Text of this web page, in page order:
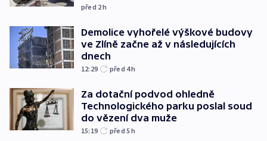
před 2h
Demolice vyhořelé výškové budovy
ve Zlíně začne až v následujících
dnech
12:29 před 4h
Za dotační podvod ohledně
Technologického parku poslal soud
do vězení dva muže
15:19 před 5h